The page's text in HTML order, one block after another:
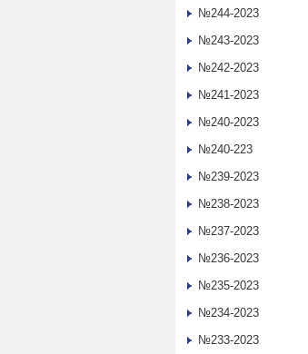
№244-2023
№243-2023
№242-2023
№241-2023
№240-2023
№240-223
№239-2023
№238-2023
№237-2023
№236-2023
№235-2023
№234-2023
№233-2023